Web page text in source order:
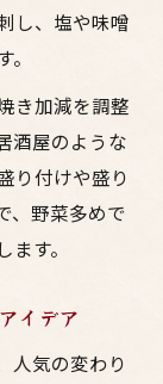
し、塩や味噌
き加減を調整
酒屋のような
り付けや盛り
、野菜多めで
す。
イデア
人気の変わり